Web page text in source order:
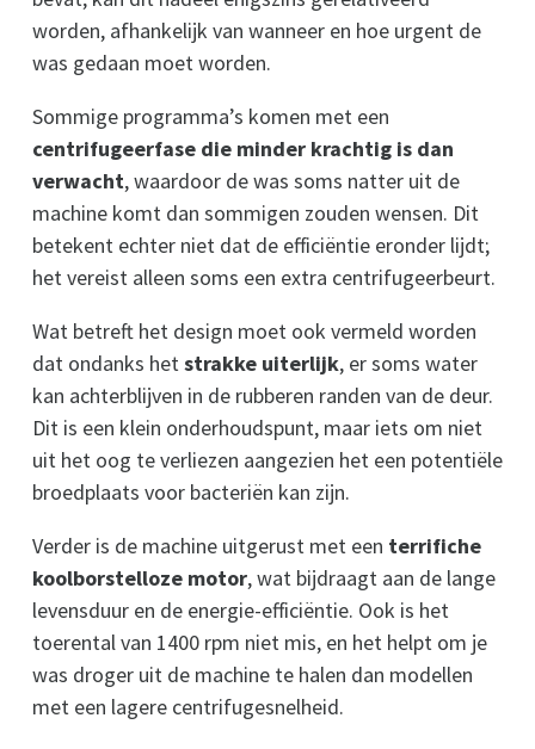
worden, afhankelijk van wanneer en hoe urgent de
was gedaan moet worden.
Sommige programma’s komen met een
centrifugeerfase die minder krachtig is dan
verwacht, waardoor de was soms natter uit de
machine komt dan sommigen zouden wensen. Dit
betekent echter niet dat de efficiëntie eronder lijdt;
het vereist alleen soms een extra centrifugeerbeurt.
Wat betreft het design moet ook vermeld worden
dat ondanks hetstrakke uiterlijk, er soms water
kan achterblijven in de rubberen randen van de deur.
Dit is een klein onderhoudspunt, maar iets om niet
uit het oog te verliezen aangezien het een potentiële
broedplaats voor bacteriën kan zijn.
Verder is de machine uitgerust met een terrifiche
koolborstelloze motor, wat bijdraagt aan de lange
levensduur en de energie-efficiëntie. Ook is het
toerental van 1400 rpm niet mis, en het helpt om je
was droger uit de machine te halen dan modellen
met een lagere centrifugesnelheid.